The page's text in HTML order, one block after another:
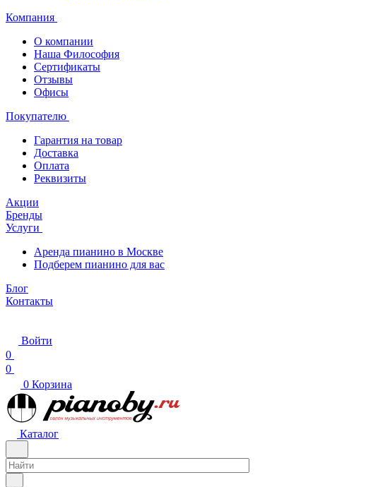
Компания
О компании
Наша Философия
Сертификаты
Отзывы
Офисы
Покупателю
Гарантия на товар
Доставка
Оплата
Реквизиты
Акции
Бренды
Услуги
Аренда пианино в Москве
Подберем пианино для вас
Блог
Контакты
Войти
0
0
0 Корзина
Каталог